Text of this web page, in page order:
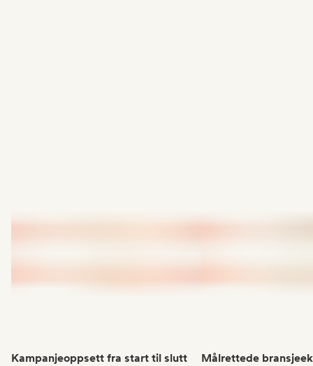
Kampanjeoppsett fra start til slutt Målrettede